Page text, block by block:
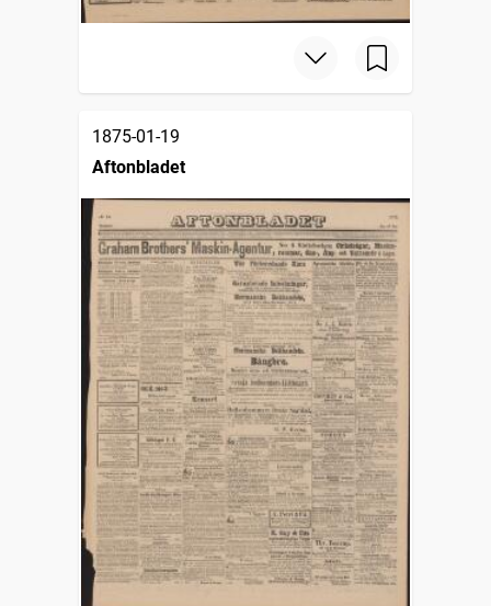
1875-01-19
Aftonbladet